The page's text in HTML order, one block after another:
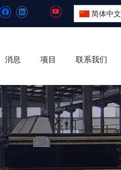
简体中文
消息 项目 联系我们